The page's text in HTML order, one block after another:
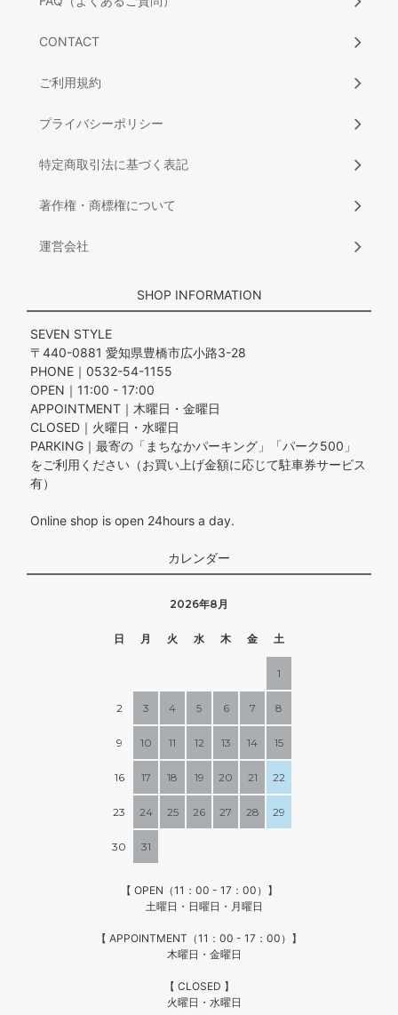
CONTACT
ご利用規約
プライバシーポリシー
特定商取引法に基づく表記
著作権・商標権について
運営会社
SHOP INFORMATION
SEVEN STYLE
〒440-0881 愛知県豊橋市広小路3-28
PHONE｜0532-54-1155
OPEN｜11:00 - 17:00
APPOINTMENT｜木曜日・金曜日
CLOSED｜火曜日・水曜日
PARKING｜最寄の「まちなかパーキング」「パーク500」
をご利用ください（お買い上げ金額に応じて駐車券サービス
有）
Online shop is open 24hours a day.
カレンダー
2026年8月
日 月 火 水 木 金 土
1
2 3 4 5 6 7 8
9 10 11 12 13 14 15
16 17 18 19 20 21 22
23 24 25 26 27 28 29
30 31
【 OPEN（11：00 - 17：00）】
土曜日・日曜日・月曜日
【 APPOINTMENT（11：00 - 17：00）】
木曜日・金曜日
【 CLOSED 】
火曜日・水曜日